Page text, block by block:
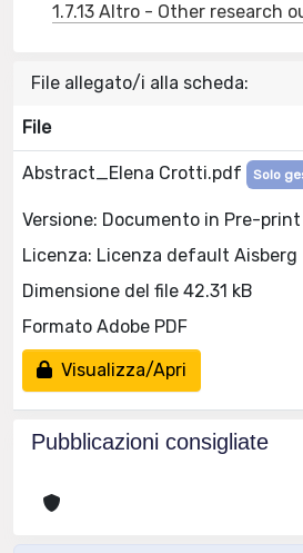
1.7.13 Altro - Other research
File allegato/i alla scheda:
File
Abstract_Elena Crotti.pdf Solo
Versione: Documento in Pre-print
Licenza: Licenza default Aisberg
Dimensione del file 42.31 kB
Formato Adobe PDF
Visualizza/Apri
Pubblicazioni consigliate